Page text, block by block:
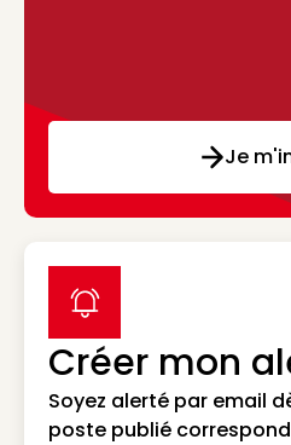
Je
Créer mon
Soyez alerté par email
poste publié
label icon